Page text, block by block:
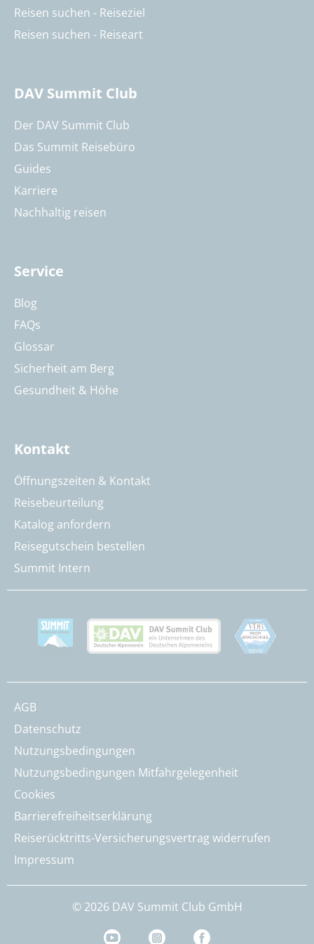
Reisen suchen - Reiseziel
Reisen suchen - Reiseart
DAV Summit Club
Der DAV Summit Club
Das Summit Reisebüro
Guides
Karriere
Nachhaltig reisen
Service
Blog
FAQs
Glossar
Sicherheit am Berg
Gesundheit & Höhe
Kontakt
Öffnungszeiten & Kontakt
Reisebeurteilung
Katalog anfordern
Reisegutschein bestellen
Summit Intern
AGB
Datenschutz
Nutzungsbedingungen
Nutzungsbedingungen Mitfahrgelegenheit
Cookies
Barrierefreiheitserklärung
Reiserücktritts-Versicherungsvertrag widerrufen
Impressum
© 2026 DAV Summit Club GmbH